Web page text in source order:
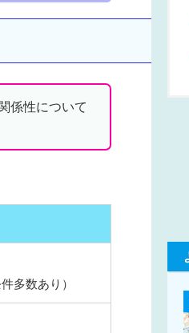
係性について
多数あり）